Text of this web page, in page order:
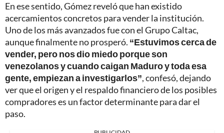
En ese sentido, Gómez reveló que han existido
acercamientos concretos para vender la institución.
Uno de los más avanzados fue con el Grupo Caltac,
aunque finalmente no prosperó. “Estuvimos cerca de
vender, pero nos dio miedo porque son
venezolanos y cuando caigan Maduro y toda esa
gente, empiezan a investigarlos”, confesó, dejando
ver que el origen y el respaldo financiero de los posibles
compradores es un factor determinante para dar el
paso.